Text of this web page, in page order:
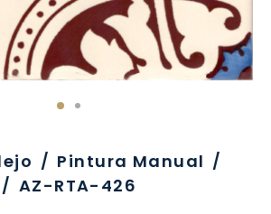
/ Pintura Manual /
/ AZ-RTA-426